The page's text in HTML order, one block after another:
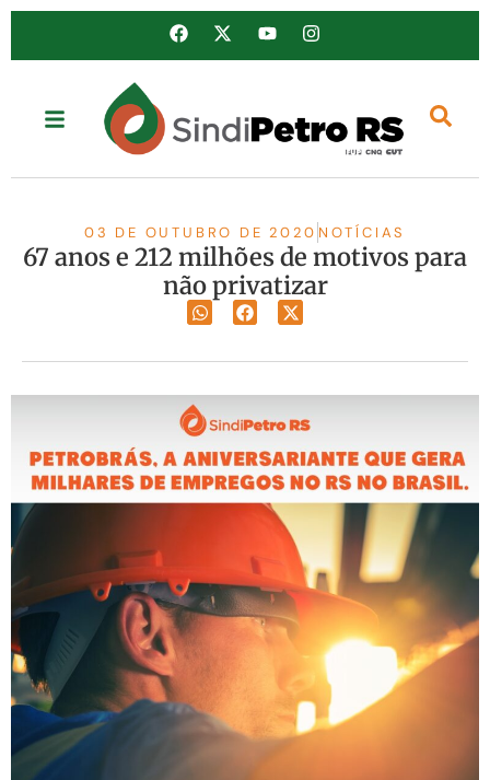
03 DE OUTUBRO DE 2020 NOTÍCIAS
67 anos e 212 milhões de motivos para
não privatizar